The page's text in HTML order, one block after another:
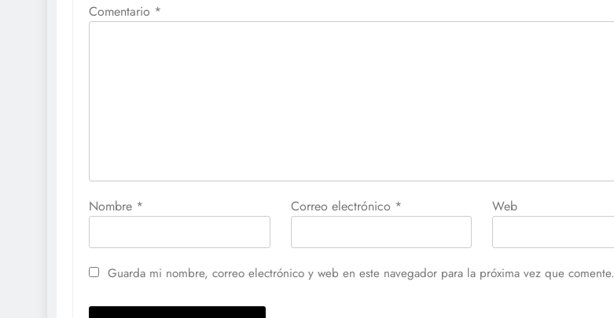
Comentario *
Nombre * Correo electrónico * Web
Guarda mi nombre, correo electrónico y web en este navegador para la próxima vez que comente.